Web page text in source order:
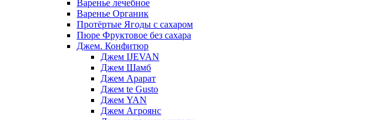
Варенье лечебное
Варенье Органик
Протёртые Ягоды с сахаром
Пюре Фруктовое без сахара
Джем. Конфитюр
Джем IJEVAN
Джем Шамб
Джем Арарат
Джем te Gusto
Джем YAN
Джем Агроянс